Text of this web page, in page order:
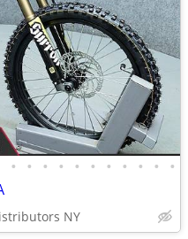
• • • • • • • • • • •
NY